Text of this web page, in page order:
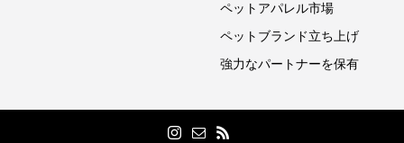
ペットアパレル市場
ペットブランド立ち上げ
強力なパートナーを保有